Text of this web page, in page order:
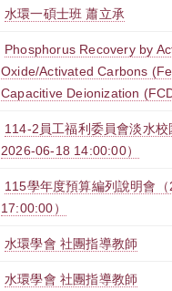
水環一碩士班 蕭立承
Phosphorus Recovery by
Oxide/Activated Carbons
Capacitive Deionization
114-2員工福利委員會淡水
2026-06-18 14:00:00）
115學年度預算編列說明會
17:00:00）
水環學會 社團指導教師
水環學會 社團指導教師